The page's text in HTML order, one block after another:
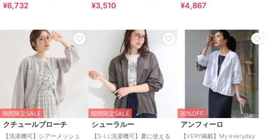
¥6,732 ¥3,510 ¥4,867
期間限定SALE
クチュールブローチ
【洗濯機可】シアーメッシュ
期間限定SALE
シューラルー
【S-LL洗濯機可】夏に使える
30%OFF
アンフィーロ
【VERY掲載】My everyday